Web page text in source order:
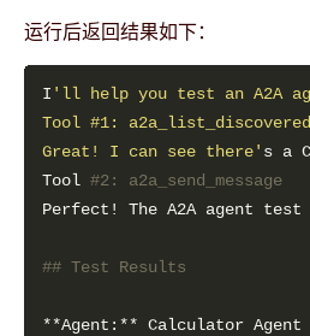
运行后返回结果如下：
I 'll help you test an A2A
Great! I can see there'
Tool #2: a2a_send_message
Perfect! The A2A agent test
## Test Results
**Agent:** Calculator Agent